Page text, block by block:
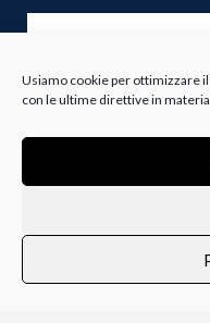
Usiamo cookie per ottimizzare
con le ultime direttive in materia
Servizio Clienti